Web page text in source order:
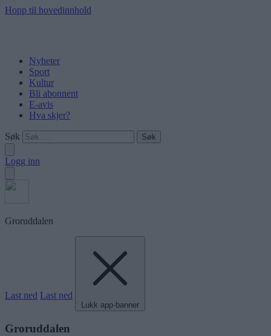
Hopp til hovedinnhold
Nyheter
Sport
Kultur
Bli abonnent
E-avis
Hva skjer?
Søk
Logg inn
Groruddalen
Last ned Last ned
Lukk app-banner
Groruddalen